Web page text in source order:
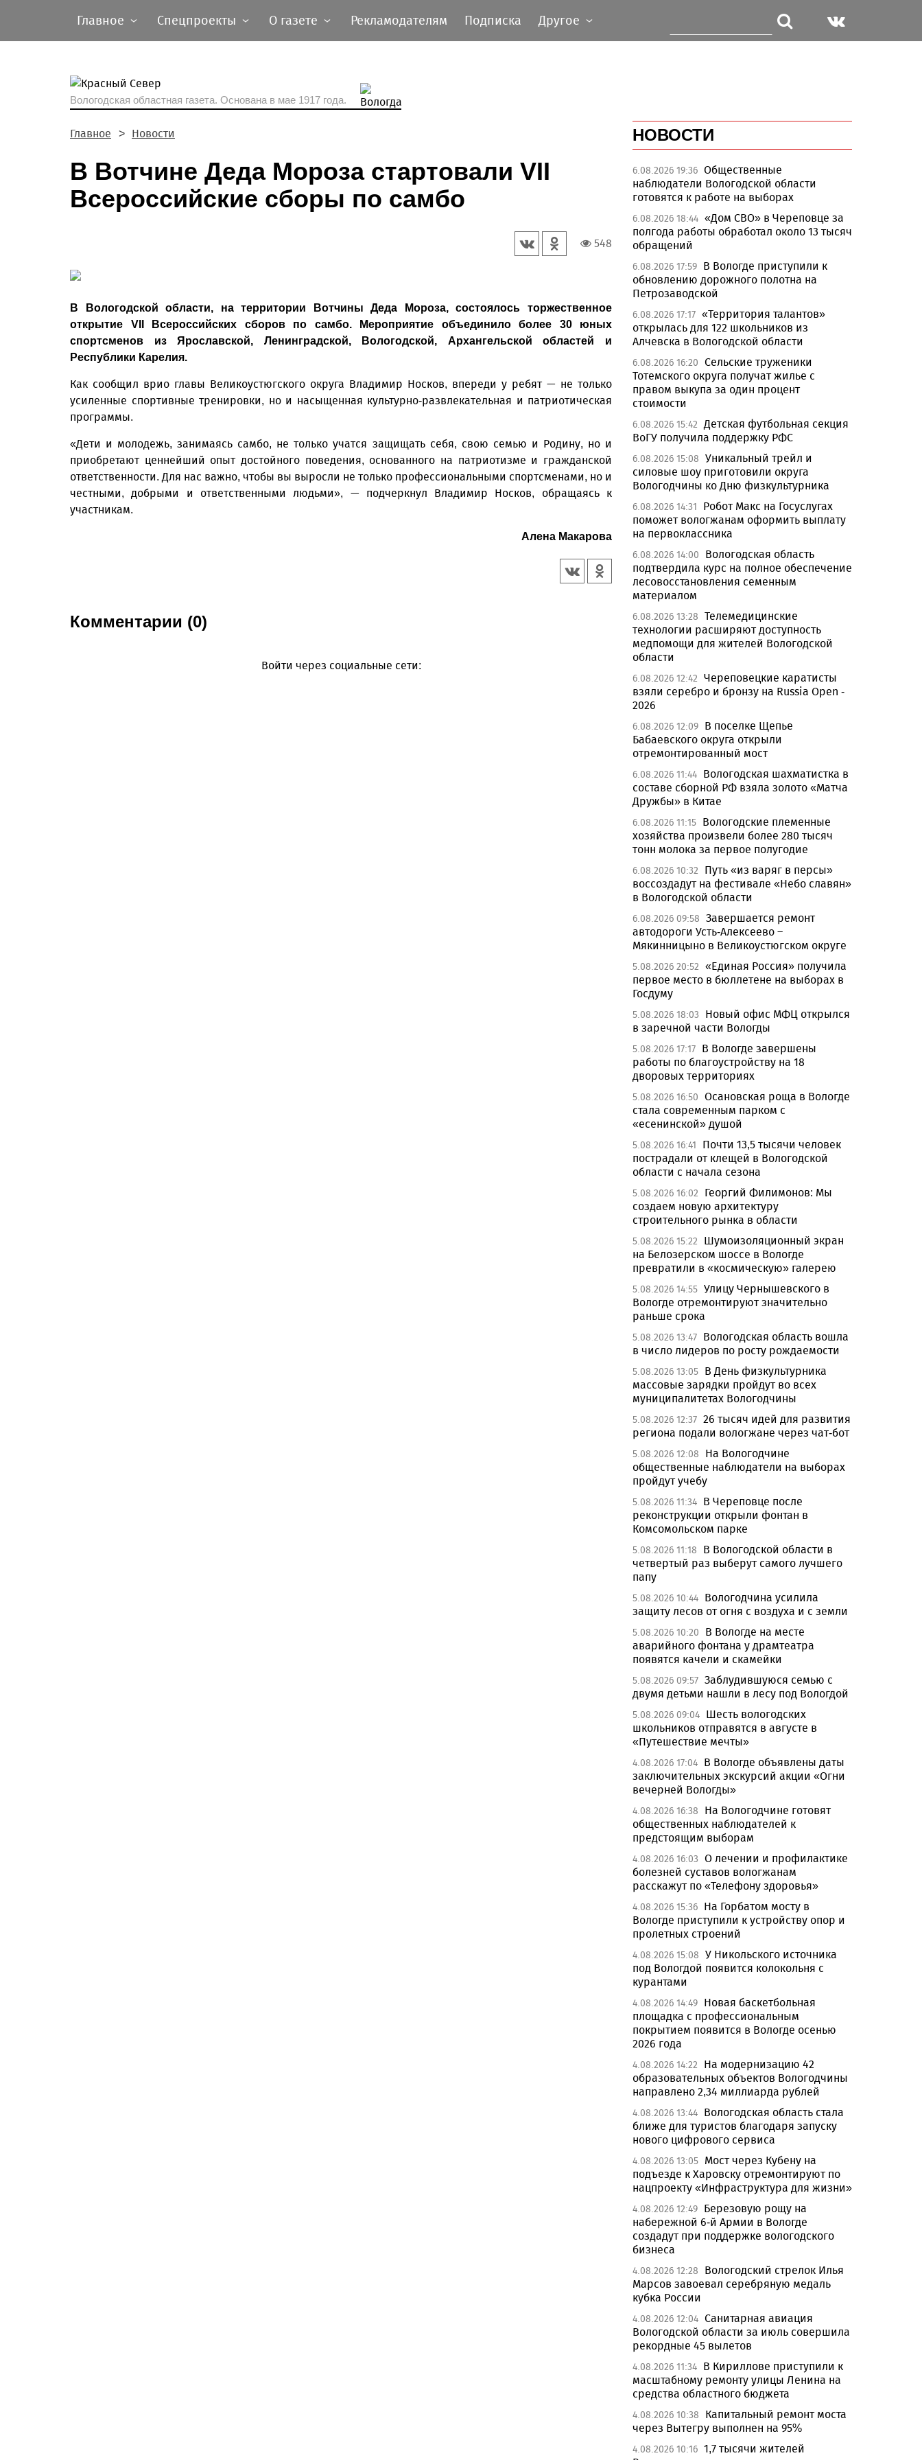
Главное Спецпроекты О газете Рекламодателям Подписка Другое
Вологодская областная газета. Основана в мае 1917 года.
Главное Новости
В Вотчине Деда Мороза стартовали VII
Всероссийские сборы по самбо
548
В Вологодской области, на территории Вотчины Деда Мороза, состоялось торжественное
открытие VII Всероссийских сборов по самбо. Мероприятие объединило более 30 юных
спортсменов из Ярославской, Ленинградской, Вологодской, Архангельской областей и
Республики Карелия.
Как сообщил врио главы Великоустюгского округа Владимир Носков, впереди у ребят — не только
усиленные спортивные тренировки, но и насыщенная культурно-развлекательная и патриотическая
программы.
«Дети и молодежь, занимаясь самбо, не только учатся защищать себя, свою семью и Родину, но и
приобретают ценнейший опыт достойного поведения, основанного на патриотизме и гражданской
ответственности. Для нас важно, чтобы вы выросли не только профессиональными спортсменами, но и
честными, добрыми и ответственными людьми», — подчеркнул Владимир Носков, обращаясь к
участникам.
Алена Макарова
Комментарии (0)
Войти через социальные сети:
НОВОСТИ
6.08.2026 19:36 Общественные
наблюдатели Вологодской области
готовятся к работе на выборах
6.08.2026 18:44 «Дом СВО» в Череповце за
полгода работы обработал около 13 тысяч
обращений
6.08.2026 17:59 В Вологде приступили к
обновлению дорожного полотна на
Петрозаводской
6.08.2026 17:17 «Территория талантов»
открылась для 122 школьников из
Алчевска в Вологодской области
6.08.2026 16:20 Сельские труженики
Тотемского округа получат жилье с
правом выкупа за один процент
стоимости
6.08.2026 15:42 Детская футбольная секция
ВоГУ получила поддержку РФС
6.08.2026 15:08 Уникальный трейл и
силовые шоу приготовили округа
Вологодчины ко Дню физкультурника
6.08.2026 14:31
Робот Макс на Госуслугах
поможет вологжанам оформить выплату
на первоклассника
6.08.2026 14:00
Вологодская область
подтвердила курс на полное обеспечение
лесовосстановления семенным
материалом
6.08.2026 13:28 Телемедицинские
технологии расширяют доступность
медпомощи для жителей Вологодской
области
6.08.2026 12:42 Череповецкие каратисты
взяли серебро и бронзу на Russia Open -
2026
6.08.2026 12:09 В поселке Щепье
Бабаевского округа открыли
отремонтированный мост
6.08.2026 11:44 Вологодская шахматистка в
составе сборной РФ взяла золото «Матча
Дружбы» в Китае
6.08.2026 11:15 Вологодские племенные
хозяйства произвели более 280 тысяч
тонн молока за первое полугодие
6.08.2026 10:32
Путь «из варяг в персы»
воссоздадут на фестивале «Небо славян»
в Вологодской области
6.08.2026 09:58 Завершается ремонт
автодороги Усть-Алексеево –
Мякинницыно в Великоустюгском округе
5.08.2026 20:52 «Единая Россия» получила
первое место в бюллетене на выборах в
Госдуму
5.08.2026 18:03
Новый офис МФЦ открылся
в заречной части Вологды
5.08.2026 17:17 В Вологде завершены
работы по благоустройству на 18
дворовых территориях
5.08.2026 16:50 Осановская роща в Вологде
стала современным парком с
«есенинской» душой
5.08.2026 16:41
Почти 13,5 тысячи человек
пострадали от клещей в Вологодской
области с начала сезона
5.08.2026 16:02
Георгий Филимонов: Мы
создаем новую архитектуру
строительного рынка в области
5.08.2026 15:22
Шумоизоляционный экран
на Белозерском шоссе в Вологде
превратили в «космическую» галерею
5.08.2026 14:55 Улицу Чернышевского в
Вологде отремонтируют значительно
раньше срока
5.08.2026 13:47 Вологодская область вошла
в число лидеров по росту рождаемости
5.08.2026 13:05 В День физкультурника
массовые зарядки пройдут во всех
муниципалитетах Вологодчины
5.08.2026 12:37 26 тысяч идей для развития
региона подали вологжане через чат-бот
5.08.2026 12:08
На Вологодчине
общественные наблюдатели на выборах
пройдут учебу
5.08.2026 11:34 В Череповце после
реконструкции открыли фонтан в
Комсомольском парке
5.08.2026 11:18
В Вологодской области в
четвертый раз выберут самого лучшего
папу
5.08.2026 10:44 Вологодчина усилила
защиту лесов от огня с воздуха и с земли
5.08.2026 10:20
В Вологде на месте
аварийного фонтана у драмтеатра
появятся качели и скамейки
5.08.2026 09:57 Заблудившуюся семью с
двумя детьми нашли в лесу под Вологдой
5.08.2026 09:04 Шесть вологодских
школьников отправятся в августе в
«Путешествие мечты»
4.08.2026 17:04 В Вологде объявлены даты
заключительных экскурсий акции «Огни
вечерней Вологды»
4.08.2026 16:38
На Вологодчине готовят
общественных наблюдателей к
предстоящим выборам
4.08.2026 16:03 О лечении и профилактике
болезней суставов вологжанам
расскажут по «Телефону здоровья»
4.08.2026 15:36 На Горбатом мосту в
Вологде приступили к устройству опор и
пролетных строений
4.08.2026 15:08 У Никольского источника
под Вологдой появится колокольня с
курантами
4.08.2026 14:49 Новая баскетбольная
площадка с профессиональным
покрытием появится в Вологде осенью
2026 года
4.08.2026 14:22
На модернизацию 42
образовательных объектов Вологодчины
направлено 2,34 миллиарда рублей
4.08.2026 13:44 Вологодская область стала
ближе для туристов благодаря запуску
нового цифрового сервиса
4.08.2026 13:05 Мост через Кубену на
подъезде к Харовску отремонтируют по
нацпроекту «Инфраструктура для жизни»
4.08.2026 12:49 Березовую рощу на
набережной 6-й Армии в Вологде
создадут при поддержке вологодского
бизнеса
4.08.2026 12:28
Вологодский стрелок Илья
Марсов завоевал серебряную медаль
кубка России
4.08.2026 12:04 Санитарная авиация
Вологодской области за июль совершила
рекордные 45 вылетов
4.08.2026 11:34 В Кириллове приступили к
масштабному ремонту улицы Ленина на
средства областного бюджета
4.08.2026 10:38
Капитальный ремонт моста
через Вытегру выполнен на 95%
4.08.2026 10:16 1,7 тысячи жителей